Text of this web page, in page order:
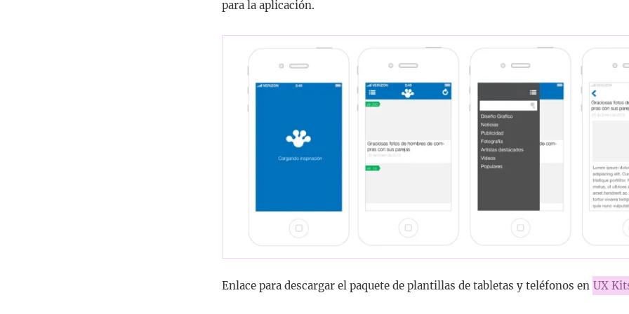
para la aplicación.
Enlace para descargar el paquete de plantillas de tabletas y teléfonos en UX